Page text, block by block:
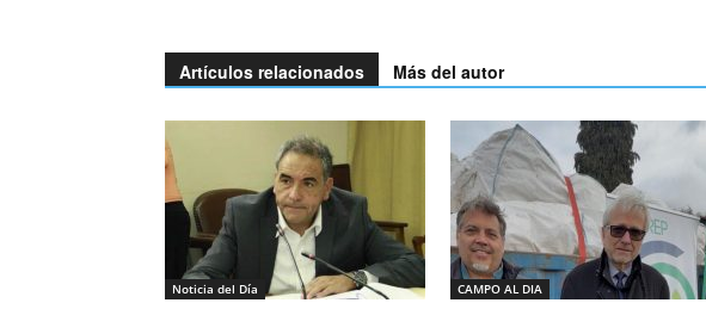
Artículos relacionados Más del autor
Noticia del Día CAMPO AL DIA